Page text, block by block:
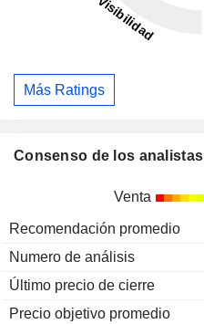
Más Ratings
Consenso de los analistas
Venta
Recomendación promedio
Numero de análisis
Último precio de cierre
Precio objetivo promedio